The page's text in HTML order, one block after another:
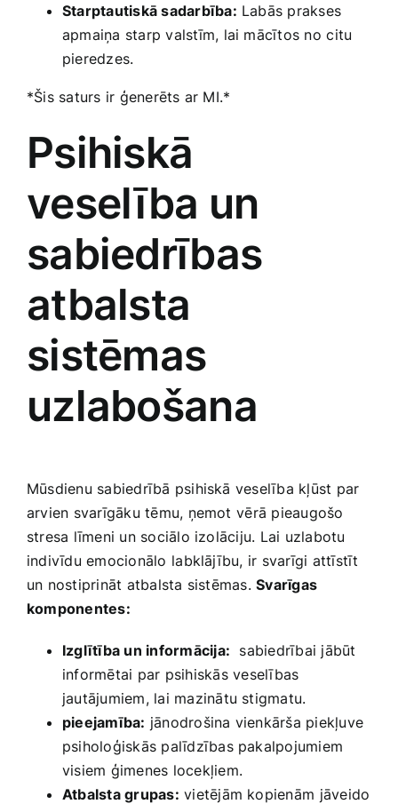
Starptautiskā sadarbība: Labās prakses
apmaiņa starp valstīm, lai mācītos no⁤ citu
pieredzes.
*Šis saturs ir ģenerēts ‌ar MI.*
Psihiskā
veselība un
sabiedrības
atbalsta
sistēmas
uzlabošana
Mūsdienu sabiedrībā psihiskā veselība kļūst‌ par
arvien ‍svarīgāku tēmu, ņemot ⁤vērā pieaugošo‌
stresa līmeni un‌ sociālo izolāciju. Lai uzlabotu
indivīdu emocionālo ⁤labklājību, ir svarīgi attīstīt
un nostiprināt atbalsta ​sistēmas.Svarīgas
komponentes:
Izglītība un informācija: ​ sabiedrībai jābūt
informētai par psihiskās ⁣veselības
jautājumiem, lai‍ mazinātu stigmatu.
pieejamība: jānodrošina vienkārša piekļuve
psiholoģiskās palīdzības pakalpojumiem
visiem ģimenes locekļiem.
Atbalsta ‍grupas: vietējām kopienām⁢ jāveido